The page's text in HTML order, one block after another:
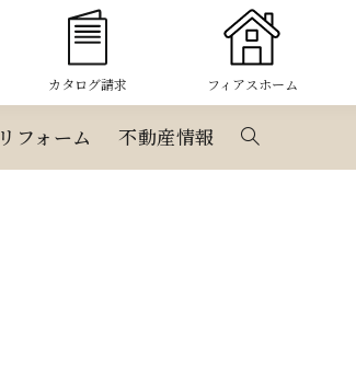
カタログ請求 フィアスホーム
リフォーム 不動産情報 ウ